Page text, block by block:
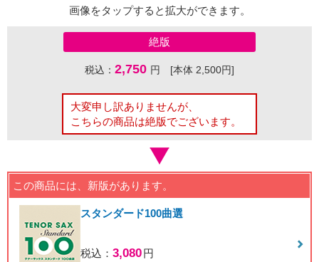
画像をタップすると拡大ができます。
絶版
税込： 2,750 円 [本体 2,500円]
大変申し訳ありませんが、
こちらの商品は絶版でございます。
この商品には、新版があります。
スタンダード100曲選
税込： 3,080円